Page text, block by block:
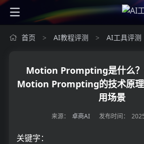
首页 > AI教程评测 > AI工具评测
Motion Prompting是什么？
Motion Prompting的技术原理
用场景
来源： 卓商AI 发布时间：
关键字：